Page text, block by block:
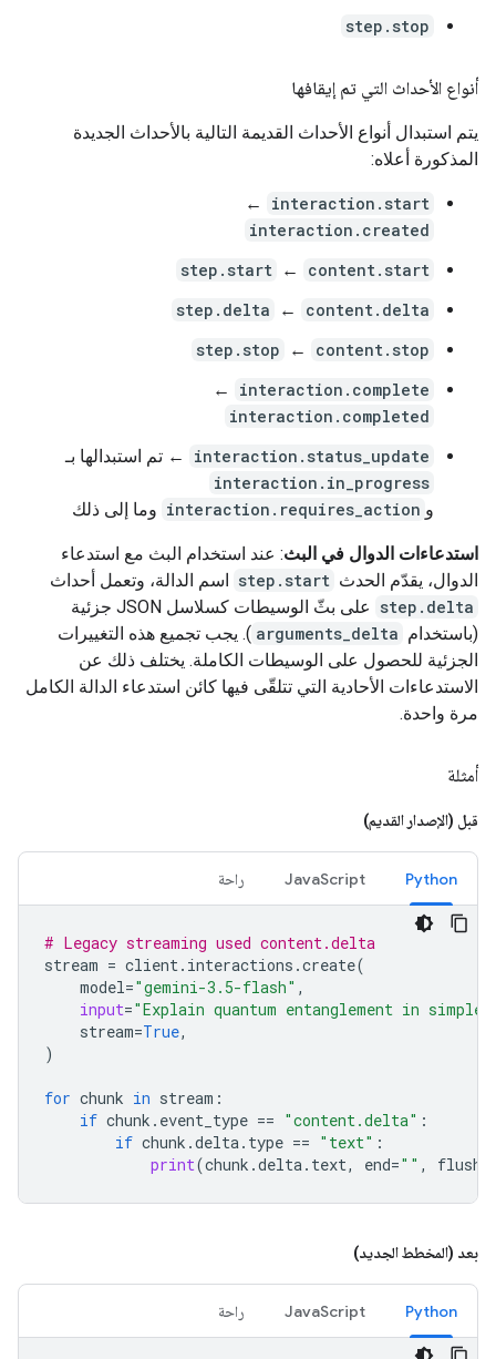
step.stop
أنواع الأحداث التي تم إيقافها
يتم استبدال أنواع الأحداث القديمة التالية بالأحداث الجديدة
المذكورة أعلاه:
interaction.start
←
interaction.created
content.start
←
step.start
content.delta
←
step.delta
content.stop
←
step.stop
interaction.complete
←
interaction.completed
interaction.status_update
← تم استبدالها بـ
interaction.in_progress
و interaction.requires_action وما إلى ذلك
استدعاءات الدوال في البث: عند استخدام البث مع استدعاء
الدوال، يقدّم الحدث step.start اسم الدالة، وتعمل أحداث
step.delta
على بثّ الوسيطات كسلاسل JSON جزئية
(باستخدام arguments_delta ). يجب تجميع هذه التغييرات
الجزئية للحصول على الوسيطات الكاملة. يختلف ذلك عن
الاستدعاءات الأحادية التي تتلقّى فيها كائن استدعاء الدالة الكامل
مرة واحدة.
أمثلة
قبل (الإصدار القديم)
Python
JavaScript راحة
# Legacy streaming used content.delta
stream = client. interactions .create(
model="gemini-3.5-flash" ,
input="Explain quantum entanglement in simple
stream=True,
)
for chunk in stream :
if chunk . event_type == "content.delta" :
if chunk .delta. type == "text" :
print(chunk .delta. text, end="" , flush
بعد (المخطط الجديد)
Python
JavaScript راحة